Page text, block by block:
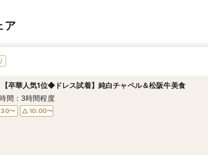
ア
卒華人気1位◆ドレス試着】純白チャペル＆松阪牛美食
間：3時間程度
〜 10:00〜